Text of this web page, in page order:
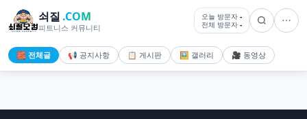
쇠질 .COM
피트니스 커뮤니티
오늘 방문자 -
전체 방문자 -
🧱 전체글 📢 공지사항 📋 게시판 🖼️ 갤러리 🎥 동영상